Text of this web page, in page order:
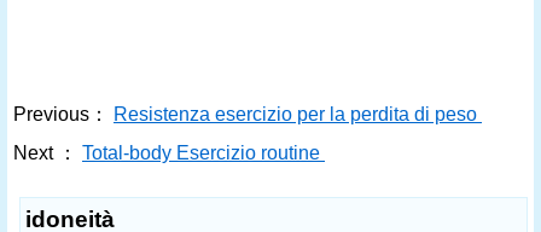
Previous：
Resistenza esercizio per la perdita di peso
Next ：
Total-body Esercizio routine
idoneità